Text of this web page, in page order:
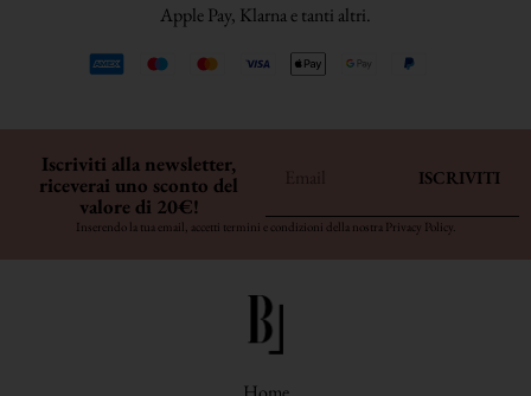
Apple Pay, Klarna e tanti altri.
Iscriviti alla newsletter,
riceverai uno sconto del
valore di 20€!
ISCRIVITI
Inserendo la tua email, accetti termini e condizioni della nostra Privacy Policy.